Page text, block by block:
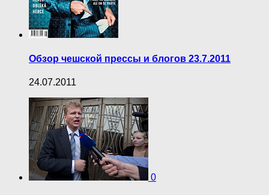
Обзор чешской прессы и блогов 23.7.2011
24.07.2011
0